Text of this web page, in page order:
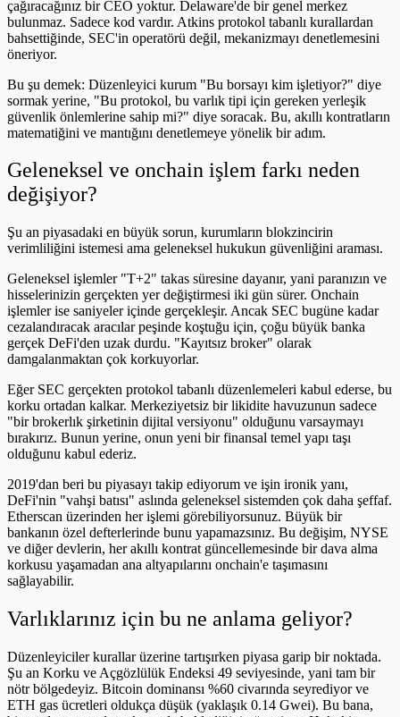
çağıracağınız bir CEO yoktur. Delaware'de bir genel merkez
bulunmaz. Sadece kod vardır. Atkins protokol tabanlı kurallardan
bahsettiğinde, SEC'in operatörü değil, mekanizmayı denetlemesini
öneriyor.
Bu şu demek: Düzenleyici kurum "Bu borsayı kim işletiyor?" diye
sormak yerine, "Bu protokol, bu varlık tipi için gereken yerleşik
güvenlik önlemlerine sahip mi?" diye soracak. Bu, akıllı kontratların
matematiğini ve mantığını denetlemeye yönelik bir adım.
Geleneksel ve onchain işlem farkı neden
değişiyor?
Şu an piyasadaki en büyük sorun, kurumların blokzincirin
verimliliğini istemesi ama geleneksel hukukun güvenliğini araması.
Geleneksel işlemler "T+2" takas süresine dayanır, yani paranızın ve
hisselerinizin gerçekten yer değiştirmesi iki gün sürer. Onchain
işlemler ise saniyeler içinde gerçekleşir. Ancak SEC bugüne kadar
cezalandıracak aracılar peşinde koştuğu için, çoğu büyük banka
gerçek DeFi'den uzak durdu. "Kayıtsız broker" olarak
damgalanmaktan çok korkuyorlar.
Eğer SEC gerçekten protokol tabanlı düzenlemeleri kabul ederse, bu
korku ortadan kalkar. Merkeziyetsiz bir likidite havuzunun sadece
"bir brokerlık şirketinin dijital versiyonu" olduğunu varsaymayı
bırakırız. Bunun yerine, onun yeni bir finansal temel yapı taşı
olduğunu kabul ederiz.
2019'dan beri bu piyasayı takip ediyorum ve işin ironik yanı,
DeFi'nin "vahşi batısı" aslında geleneksel sistemden çok daha şeffaf.
Etherscan üzerinden her işlemi görebiliyorsunuz. Büyük bir
bankanın özel defterlerinde bunu yapamazsınız. Bu değişim, NYSE
ve diğer devlerin, her akıllı kontrat güncellemesinde bir dava alma
korkusu yaşamadan ana altyapılarını onchain'e taşımasını
sağlayabilir.
Varlıklarınız için bu ne anlama geliyor?
Düzenleyiciler kurallar üzerine tartışırken piyasa garip bir noktada.
Şu an Korku ve Açgözlülük Endeksi 49 seviyesinde, yani tam bir
nötr bölgedeyiz. Bitcoin dominansı %60 civarında seyrediyor ve
ETH gas ücretleri oldukça düşük (yaklaşık 0.14 Gwei). Bu bana,